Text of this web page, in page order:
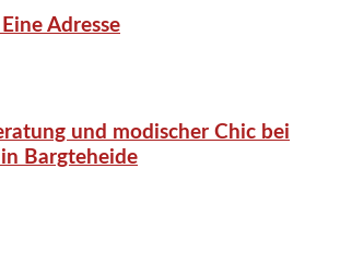
Adresse
und modischer Chic bei
Bargteheide